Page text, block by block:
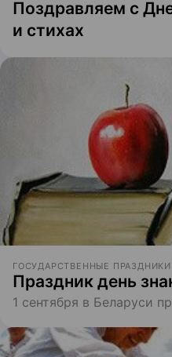
Поздравляем с
и стихах
ГОСУДАРСТВЕННЫЕ ПРАЗДНИКИ
Праздник день
1 сентября в Беларуси